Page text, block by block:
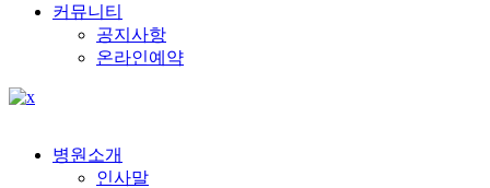
커뮤니티
공지사항
온라인예약
병원소개
인사말